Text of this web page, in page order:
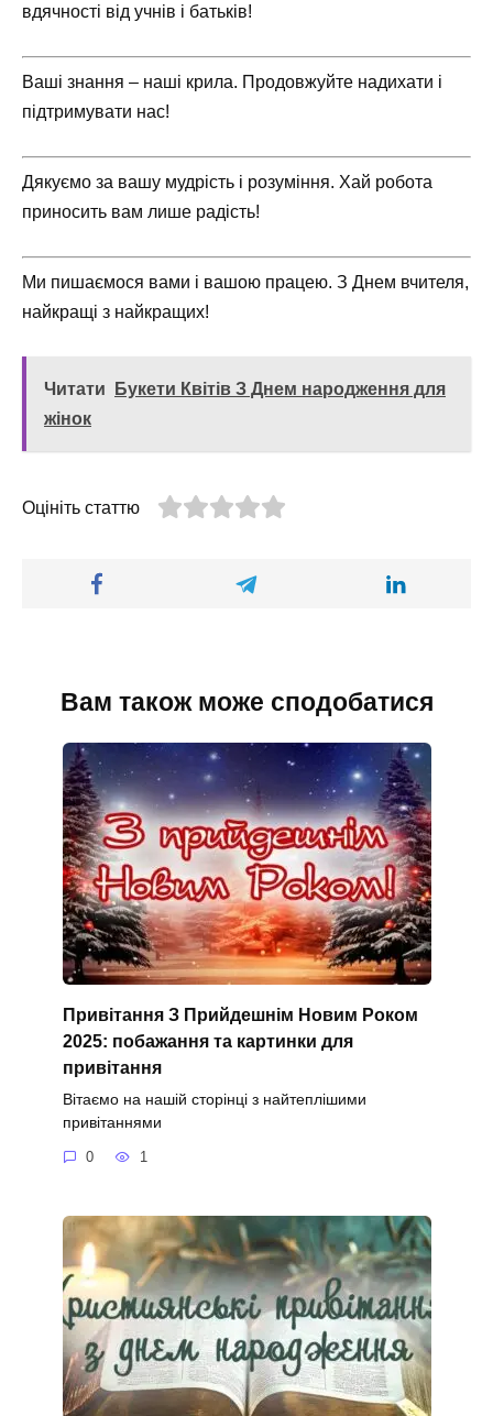
вдячності від учнів і батьків!
Ваші знання – наші крила. Продовжуйте надихати і
підтримувати нас!
Дякуємо за вашу мудрість і розуміння. Хай робота
приносить вам лише радість!
Ми пишаємося вами і вашою працею. З Днем вчителя,
найкращі з найкращих!
Читати
Букети Квітів З Днем народження для
жінок
Оцініть статтю
Вам також може сподобатися
Привітання З Прийдешнім Новим Роком
2025: побажання та картинки для
привітання
Вітаємо на нашій сторінці з найтеплішими
привітаннями
0 1